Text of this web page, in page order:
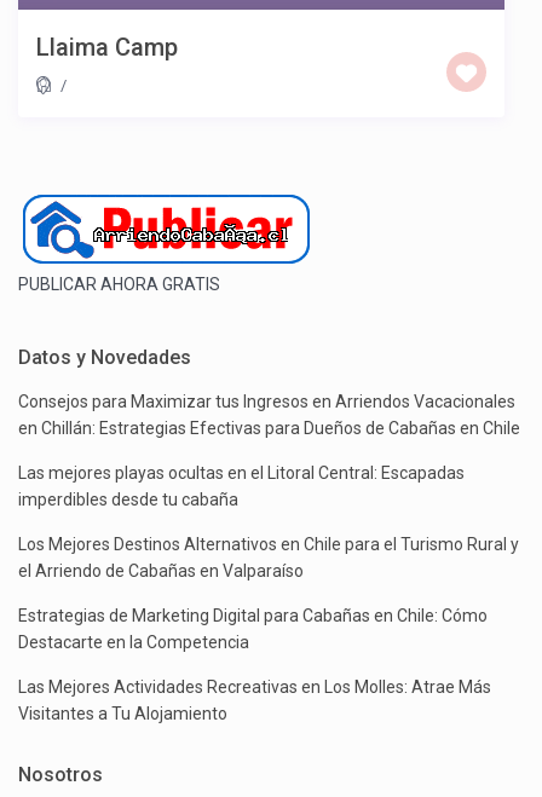
Llaima Camp
/
PUBLICAR AHORA GRATIS
Datos y Novedades
Consejos para Maximizar tus Ingresos en Arriendos Vacacionales
en Chillán: Estrategias Efectivas para Dueños de Cabañas en Chile
Las mejores playas ocultas en el Litoral Central: Escapadas
imperdibles desde tu cabaña
Los Mejores Destinos Alternativos en Chile para el Turismo Rural y
el Arriendo de Cabañas en Valparaíso
Estrategias de Marketing Digital para Cabañas en Chile: Cómo
Destacarte en la Competencia
Las Mejores Actividades Recreativas en Los Molles: Atrae Más
Visitantes a Tu Alojamiento
Nosotros